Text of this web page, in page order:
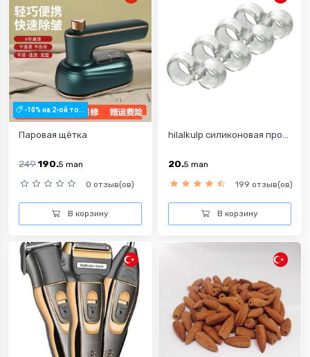
-10% на 2-ой то...
Паровая щётка
249190.5 man
0 отзыв(ов)
В корзину
hilalkulp силиконовая про...
20.5 man
199 отзыв(ов)
В корзину